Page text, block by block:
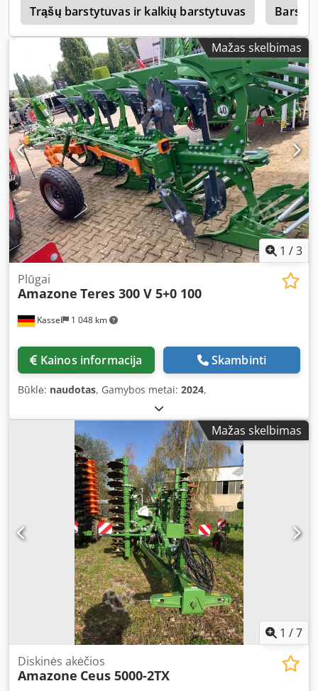
Trąšų barstytuvas ir kalkių barstytuvas
Mažas skelbimas
1 /3
Kassel 1 048 km
Plūgai
Amazone Teres 300 V 5+0 100
Kainos informacija Skambinti
Būklė: naudotas, Gamybos metai: 2024,
Mažas skelbimas
1 /7
Diskinės akėčios
Amazone Ceus 5000-2TX